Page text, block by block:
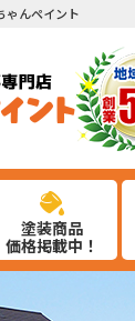
ゃんペイント
塗装商品
価格掲載中！